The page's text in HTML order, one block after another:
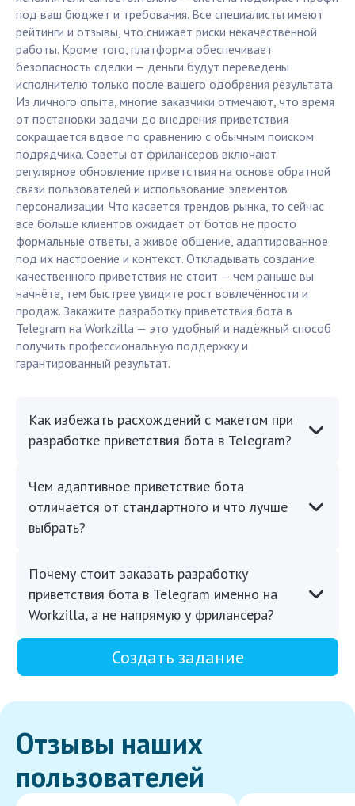
под ваш бюджет и требования. Все специалисты имеют
рейтинги и отзывы, что снижает риски некачественной
работы. Кроме того, платформа обеспечивает
безопасность сделки — деньги будут переведены
исполнителю только после вашего одобрения результата.
Из личного опыта, многие заказчики отмечают, что время
от постановки задачи до внедрения приветствия
сокращается вдвое по сравнению с обычным поиском
подрядчика. Советы от фрилансеров включают
регулярное обновление приветствия на основе обратной
связи пользователей и использование элементов
персонализации. Что касается трендов рынка, то сейчас
всё больше клиентов ожидает от ботов не просто
формальные ответы, а живое общение, адаптированное
под их настроение и контекст. Откладывать создание
качественного приветствия не стоит — чем раньше вы
начнёте, тем быстрее увидите рост вовлечённости и
продаж. Закажите разработку приветствия бота в
Telegram на Workzilla — это удобный и надёжный способ
получить профессиональную поддержку и
гарантированный результат.
Как избежать расхождений с макетом при
разработке приветствия бота в Telegram?
Чем адаптивное приветствие бота
отличается от стандартного и что лучше
выбрать?
Почему стоит заказать разработку
приветствия бота в Telegram именно на
Workzilla, а не напрямую у фрилансера?
Создать задание
Отзывы наших
пользователей